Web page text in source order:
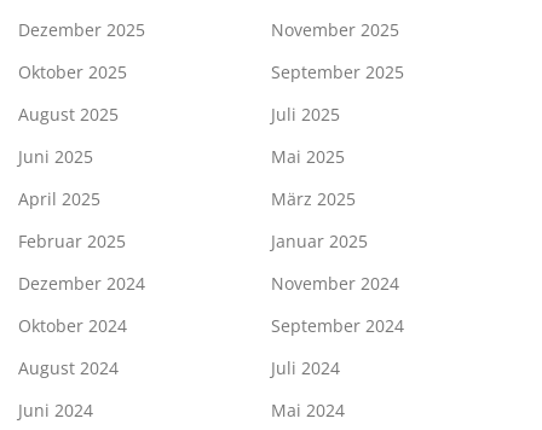
Dezember 2025
November 2025
Oktober 2025
September 2025
August 2025
Juli 2025
Juni 2025
Mai 2025
April 2025
März 2025
Februar 2025
Januar 2025
Dezember 2024
November 2024
Oktober 2024
September 2024
August 2024
Juli 2024
Juni 2024
Mai 2024